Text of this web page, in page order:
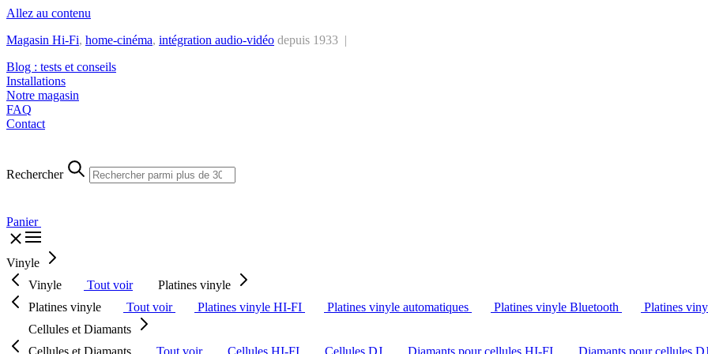
Allez au contenu
Magasin Hi-Fi, home-cinéma, intégration audio-vidéo depuis 1933 |
Blog : tests et conseils
Installations
Notre magasin
FAQ
Contact
Rechercher
Panier
Vinyle
Vinyle
Tout voir
Platines vinyle
Platines vinyle
Tout voir Platines vinyle HI-FI Platines vinyle automatiques Platines vinyle Bluetooth
Platines
Cellules et Diamants
Cellules et Diamants
Tout voir Cellules HI-FI Cellules DJ Diamants pour cellules HI-FI
Diamants pour cellules